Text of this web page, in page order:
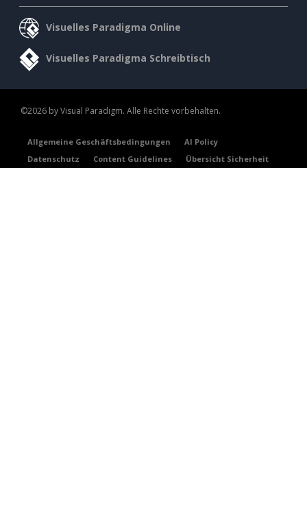
Visuelles Paradigma Online
Visuelles Paradigma Schreibtisch
©2026 by Visual Paradigm. Alle Rechte vorbehalten.
Allgemeine Geschäftsbedingungen
AI Policy
Datenschutz
Content Guidelines Übersicht Sicherheit